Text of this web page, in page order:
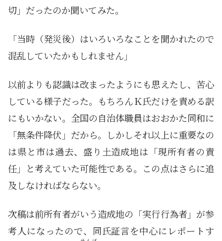
切」だったのか聞いてみた。
「当時（発災後）はいろいろなことを聞かれたので
混乱していたかもしれません」
以前よりも認識は改まったようにも思えたし、苦心
している様子だった。もちろんＫ氏だけを責める訳
にもいかない。全国の自治体職員はおおかた同和に
「無条件降伏」だから。しかしそれ以上に重要なの
は県と市は過去、盛り土造成地は「現所有者の責
任」と考えていた可能性である。この点はさらに追
及しなければならない。
次稿は前所有者がいう造成地の「実行行為者」が参
考人になったので、同氏証言を中心にレポートす